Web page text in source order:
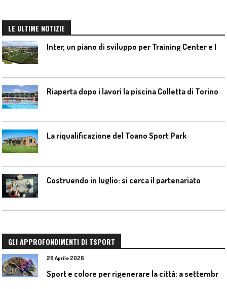
LE ULTIME NOTIZIE
Riaperta dopo i lavori la piscina Colletta di Torino
La riqualificazione del Toano Sport Park
Costruendo in luglio: si cerca il partenariato
GLI APPROFONDIMENTI DI TSPORT
28 Aprile 2026